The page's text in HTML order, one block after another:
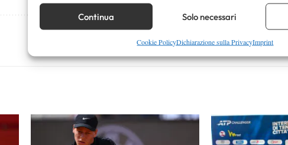
Identificare i dispositivi in base alle informazioni trasmesse automaticamente.
Garantire la sicurezza, prevenire e rilevare frodi, correggere errori,
Erogare e presentare pubblicità e contenuto, Salvare e
Continua Solo necessari
Cookie PolicyDichiarazione sulla PrivacyImprint